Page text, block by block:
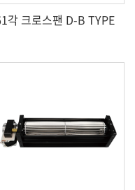
각 크로스팬 D-B TYPE